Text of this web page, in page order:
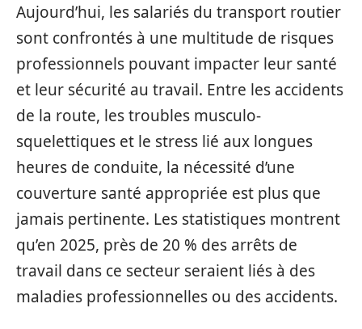
Aujourd’hui, les salariés du transport routier
sont confrontés à une multitude de risques
professionnels pouvant impacter leur santé
et leur sécurité au travail. Entre les accidents
de la route, les troubles musculo-
squelettiques et le stress lié aux longues
heures de conduite, la nécessité d’une
couverture santé appropriée est plus que
jamais pertinente. Les statistiques montrent
qu’en 2025, près de 20 % des arrêts de
travail dans ce secteur seraient liés à des
maladies professionnelles ou des accidents.